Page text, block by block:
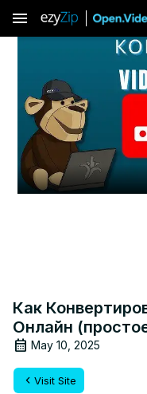
menu
Как
Онлайн
May 10, 2025
Visit Site